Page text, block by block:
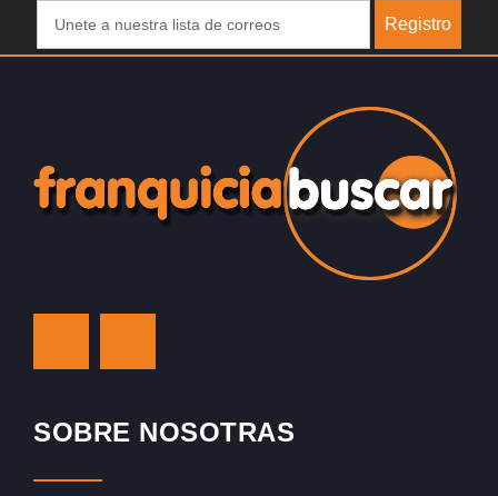
Registro
SOBRE NOSOTRAS